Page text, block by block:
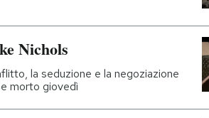
Nichols
la seduzione e la negoziazione
morto giovedì